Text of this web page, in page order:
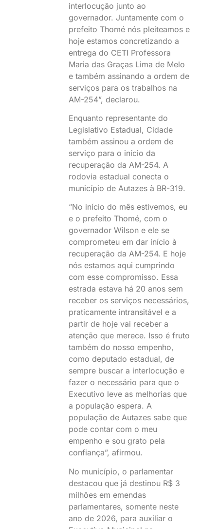
interlocução junto ao
governador. Juntamente com o
prefeito Thomé nós pleiteamos e
hoje estamos concretizando a
entrega do CETI Professora
Maria das Graças Lima de Melo
e também assinando a ordem de
serviços para os trabalhos na
AM-254”, declarou.
Enquanto representante do
Legislativo Estadual, Cidade
também assinou a ordem de
serviço para o início da
recuperação da AM-254. A
rodovia estadual conecta o
município de Autazes à BR-319.
“No início do mês estivemos, eu
e o prefeito Thomé, com o
governador Wilson e ele se
comprometeu em dar início à
recuperação da AM-254. E hoje
nós estamos aqui cumprindo
com esse compromisso. Essa
estrada estava há 20 anos sem
receber os serviços necessários,
praticamente intransitável e a
partir de hoje vai receber a
atenção que merece. Isso é fruto
também do nosso empenho,
como deputado estadual, de
sempre buscar a interlocução e
fazer o necessário para que o
Executivo leve as melhorias que
a população espera. A
população de Autazes sabe que
pode contar com o meu
empenho e sou grato pela
confiança”, afirmou.
No município, o parlamentar
destacou que já destinou R$ 3
milhões em emendas
parlamentares, somente neste
ano de 2026, para auxiliar o